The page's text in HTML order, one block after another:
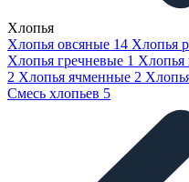
Хлопья
Хлопья овсяные 14 Хлопья
Хлопья гречневые 1 Хлопья
2 Хлопья ячменные 2
Смесь хлопьев 5